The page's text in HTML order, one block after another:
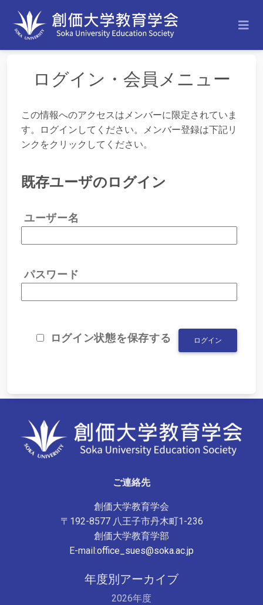
ログイン・会員メニュー
この情報へのアクセスはメンバーに限定されていま
す。ログインしてください。メンバー登録は下記リ
ンクをクリックしてください。
既存ユーザのログイン
ユーザー名
パスワード
ログイン状態を保存する
ご連絡先
創価大学教育学会
〒192-8577 八王子市丹木町1-236
創価大学教育学部
E-mail:office_sues@soka.ac.jp
年度別アーカイブ
2026年度